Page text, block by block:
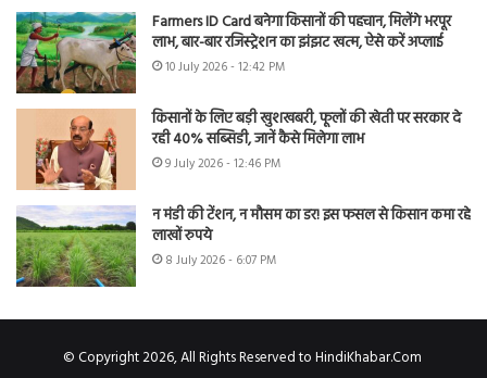
Farmers ID Card बनेगा किसानों की पहचान, मिलेंगे भरपूर
लाभ, बार-बार रजिस्ट्रेशन का झंझट खत्म, ऐसे करें अप्लाई
10 July 2026 - 12:42 PM
किसानों के लिए बड़ी खुशखबरी, फूलों की खेती पर सरकार दे
रही 40% सब्सिडी, जानें कैसे मिलेगा लाभ
9 July 2026 - 12:46 PM
न मंडी की टेंशन, न मौसम का डर! इस फसल से किसान कमा रहे
लाखों रुपये
8 July 2026 - 6:07 PM
© Copyright 2026, All Rights Reserved to HindiKhabar.Com